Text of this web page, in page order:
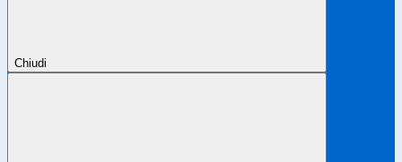
Chiudi